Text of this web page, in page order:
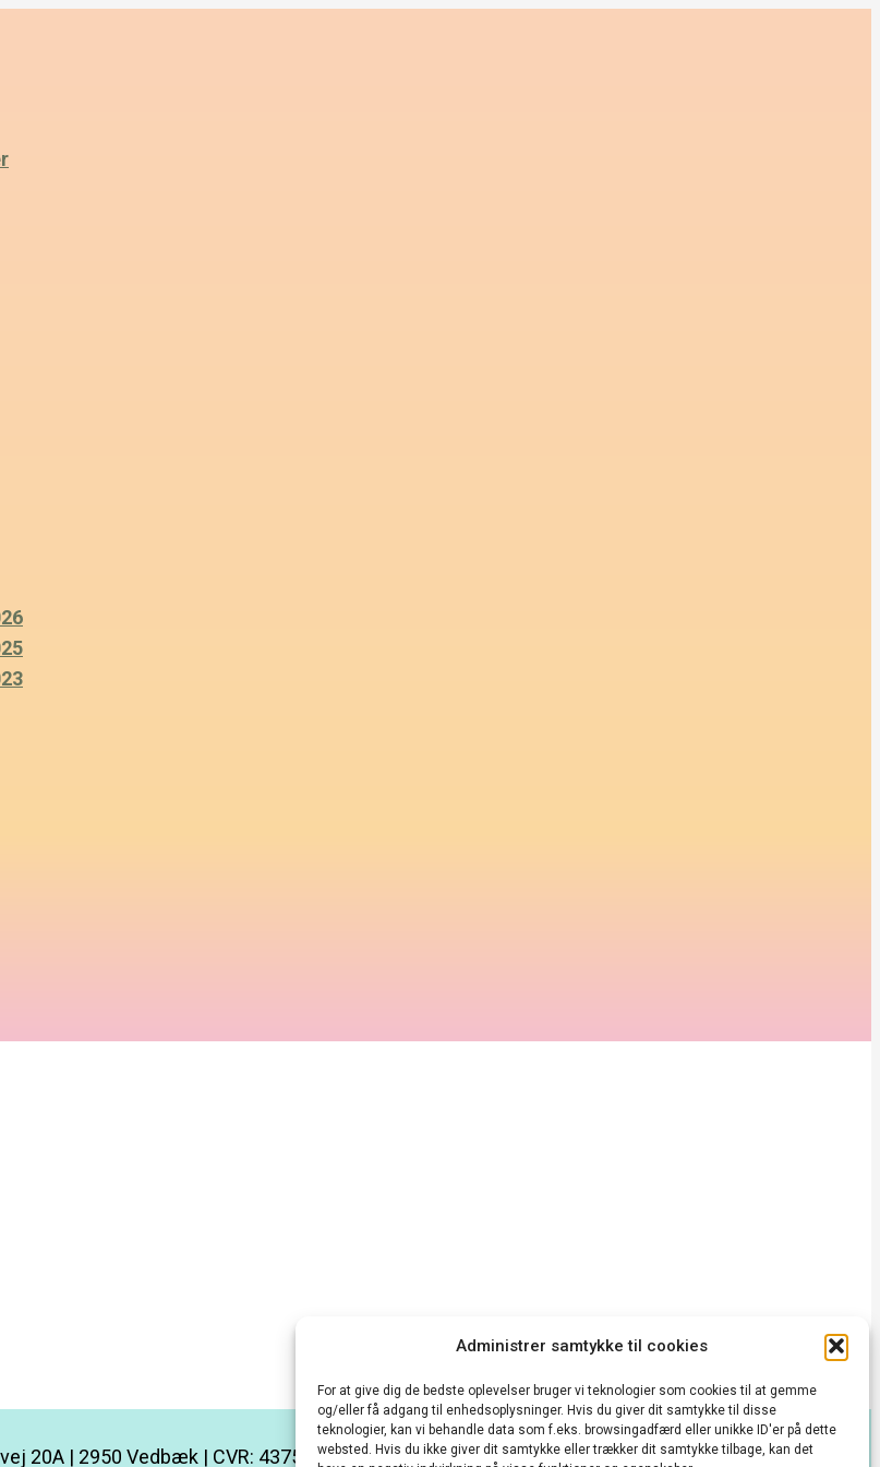
Administrer samtykke til cookies
For at give dig de bedste oplevelser bruger vi teknologier som cookies til at gemme
og/eller få adgang til enhedsoplysninger. Hvis du giver dit samtykke til disse
teknologier, kan vi behandle data som f.eks. browsingadfærd eller unikke ID'er på dette
websted. Hvis du ikke giver dit samtykke eller trækker dit samtykke tilbage, kan det
20A | 2950 Vedbæk | CVR: 43752685 |kontakt@vedbækkulturhus.dk